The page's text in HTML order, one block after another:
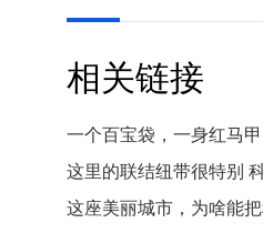
相关链接
一个百宝袋，一身红马
这里的联结纽带很特别
这座美丽城市，为啥能